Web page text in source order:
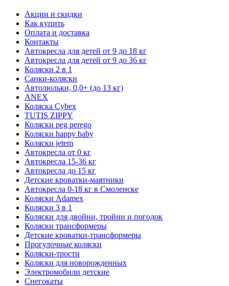
Акции и скидки
Как купить
Оплата и доставка
Контакты
Автокресла для детей от 9 до 18 кг
Автокресла для детей от 9 до 36 кг
Коляски 2 в 1
Санки-коляски
Автолюльки, 0,0+ (до 13 кг)
ANEX
Коляска Cybex
TUTIS ZIPPY
Коляски peg perego
Коляски happy baby
Коляски jetem
Автокресла от 0 кг
Автокресла 15-36 кг
Автокресла до 15 кг
Детские кроватки-маятники
Автокресла 0-18 кг в Смоленске
Коляски Adamex
Коляски 3 в 1
Коляски для двойни, тройни и погодок
Коляски трансформеры
Детские кроватки-трансформеры
Прогулочные коляски
Коляски-трости
Коляски для новорожденных
Электромобили детские
Снегокаты